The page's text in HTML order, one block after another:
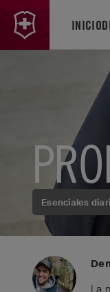
INICIO
Esenciales
La